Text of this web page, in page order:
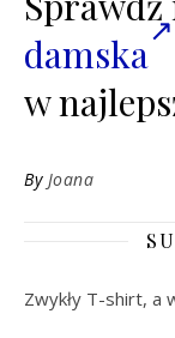
damska
w
By Joana
Zwykły T-shirt, a